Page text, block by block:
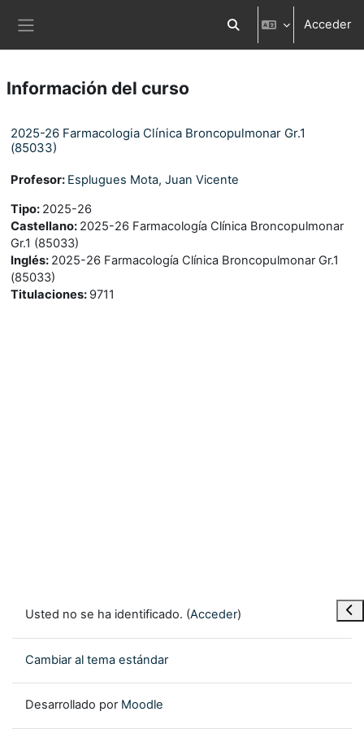
Selector de búsqueda
Acceder
Información del curso
2025-26 Farmacologia Clínica Broncopulmonar Gr.1
(85033)
Profesor: Esplugues Mota, Juan Vicente
Tipo: 2025-26
Castellano: 2025-26 Farmacología Clínica Broncopulmonar
Gr.1 (85033)
Inglés: 2025-26 Farmacología Clínica Broncopulmonar Gr.1
(85033)
Titulaciones: 9711
Usted no se ha identificado. (Acceder)
Cambiar al tema estándar
Desarrollado por Moodle